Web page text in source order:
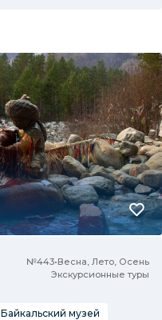
№443•Весна, Лето, Осень
Экскурсионные туры
Байкальский музей